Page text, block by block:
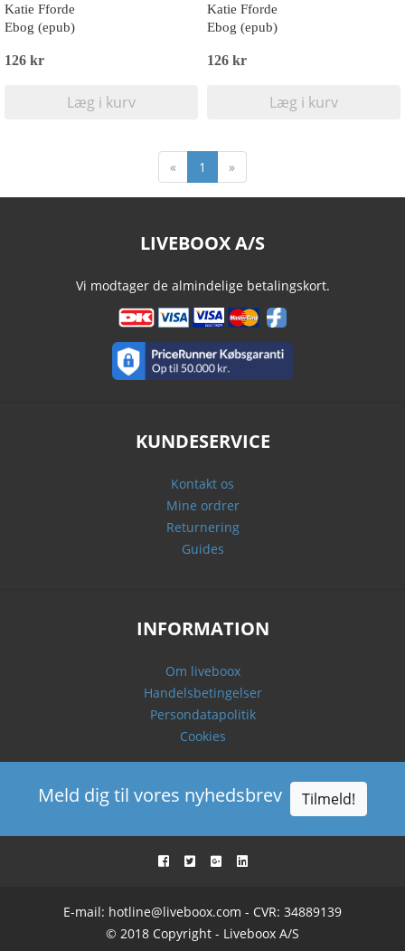
Katie Fforde
Ebog (epub)
126 kr
Læg i kurv
Katie Fforde
Ebog (epub)
126 kr
Læg i kurv
« 1 »
LIVEBOOX A/S
Vi modtager de almindelige betalingskort.
KUNDESERVICE
Kontakt os
Mine ordrer
Returnering
Guides
INFORMATION
Om liveboox
Handelsbetingelser
Persondatapolitik
Cookies
Meld dig til vores nyhedsbrev Tilmeld!
E-mail: hotline@liveboox.com - CVR: 34889139
© 2018 Copyright - Liveboox A/S